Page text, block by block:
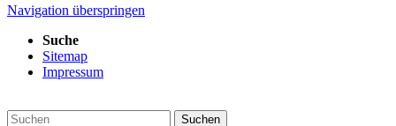
Navigation überspringen
Suche
Sitemap
Impressum
Suchen